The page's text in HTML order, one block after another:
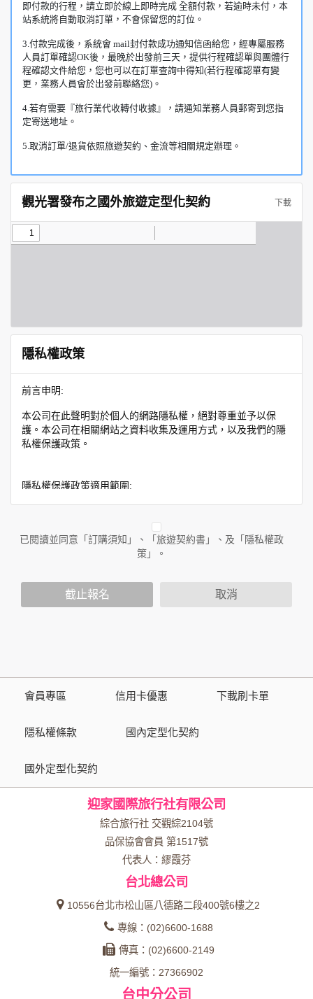
即付款的行程，請立即於線上即時完成 全額付款，若逾時未付，本
站系統將自動取消訂單，不會保留您的訂位。
3.付款完成後，系統會 mail封付款成功通知信函給您，經專屬服務
人員訂單確認OK後，最晚於出發前三天，提供行程確認單與團體行
程確認文件給您，您也可以在訂單查詢中得知(若行程確認單有變
更，業務人員會於出發前聯絡您)。
4.若有需要『旅行業代收轉付收據』，請通知業務人員郵寄到您指
定寄送地址。
5.取消訂單/退貨依照旅遊契約、金流等相關規定辦理。
觀光署發布之國外旅遊定型化契約 下載
隱私權政策
前言申明:
本公司在此聲明對於個人的網路隱私權，絕對尊重並予以保
護。本公司在相關網站之資料收集及運用方式，以及我們的隱
私權保護政策。
隱私權保護政策適用範圍:
務時收集到的身份識別資料，也包括本公司如何處理在商業合
作與本公司合作時分享的任何身份識別資料。隱私權保護政策
不適用於本公司以外的公司或網站群，與非本站所僱用或管理
放連結的廠商也可能蒐集您個人的資料。對於您主動提供的個
人資訊，這些廣告廠商或連結網站有其個別的隱私權保護政
策，其資料處理措施不適用於本公司隱私權保護政策。
資料的蒐集與使用方式:
為了在本網站提供您最佳的互動性服務，可能會請您提供相關
本網站在您使用服務信箱、問卷調查等互動性功能時，會保留
於一般瀏覽時，伺服器會自行記錄相關行徑，包括您使用連線
設備的 IP 位址、使用時間、使用的瀏覽器、瀏覽及點選資料記
錄等，做為我們增進網站服務的參考依據，此記錄為內部應
用，決不對外公布。
為提供精確的服務，我們會將收集的問卷調查內容進行統計與
分析，分析結果之統計數據或說明文字呈現，除供內部研究
外，我們會視需要公佈統計數據及說明文字，但不涉及特定個
除非取得您的同意或其他法令之特別規定，本網站絕不會將您
的個人資料揭露予第三人或使用於蒐集目的以外之其他用途。
贈獎時，本網站會收集您的個人識別資料，本網站也可以從商
已閱讀並同意「訂購須知」、「旅遊契約書」、及「隱私權政
策」。
截止報名 取消
會員專區 信用卡優惠 下載刷卡單
隱私權條款 國內定型化契約
國外定型化契約
迎家國際旅行社有限公司
綜合旅行社 交觀綜2104號
品保協會會員 第1517號
代表人：繆霞芬
台北總公司
10556台北市松山區八德路二段400號6樓之2
專線：(02)6600-1688
傳真：(02)6600-2149
統一編號：27366902
台中分公司